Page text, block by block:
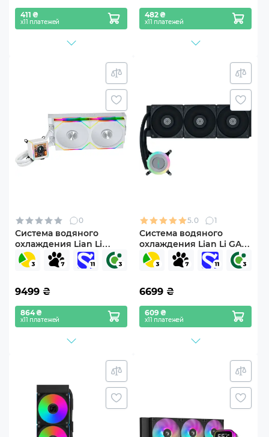
411 ₴
х11 платежей
482 ₴
х11 платежей
0
Система водяного
охлаждения Lian Li
Galahad GA II LCD TL 280
White
9499 ₴
864 ₴
х11 платежей
5.0 1
Система водяного
охлаждения Lian Li GA II
Lite 360P Black
(G89.GA2L36PB.00)
6699 ₴
609 ₴
х11 платежей